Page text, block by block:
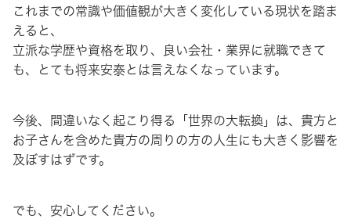
これまでの常識や価値観が大きく変化している現状を踏ま
えると、
立派な学歴や資格を取り、良い会社・業界に就職できて
も、とても将来安泰とは言えなくなっています。
今後、間違いなく起こり得る「世界の大転換」は、貴方と
お子さんを含めた貴方の周りの方の人生にも大きく影響を
及ぼすはずです。
でも、安心してください。